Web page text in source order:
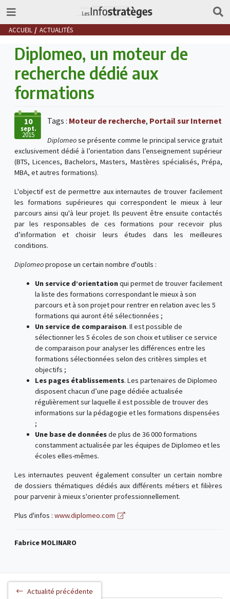
ACCUEIL ACTUALITÉS
Diplomeo, un moteur de
recherche dédié aux
formations
10
sept.
2015
Tags : Moteur de recherche, Portail sur Internet
Diplomeose présente comme le principal service gratuit
exclusivement dédié à l’orientation dans l’enseignement supérieur
(BTS, Licences, Bachelors, Masters, Mastères spécialisés, Prépa,
MBA, et autres formations).
L'objectif est de permettre aux internautes de trouver facilement
les formations supérieures qui correspondent le mieux à leur
parcours ainsi qu'à leur projet. Ils peuvent être ensuite contactés
par les responsables de ces formations pour recevoir plus
d’information et choisir leurs études dans les meilleures
conditions.
Diplomeopropose un certain nombre d'outils :
Un service d’orientationqui permet de trouver facilement
la liste des formations correspondant le mieux à son
parcours et à son projet pour rentrer en relation avec les 5
formations qui auront été sélectionnées ;
Un service de comparaison. Il est possible de
sélectionner les 5 écoles de son choix et utiliser ce service
de comparaison pour analyser les différences entre les
formations sélectionnées selon des critères simples et
objectifs ;
Les pages établissements. Les partenaires de Diplomeo
disposent chacun d’une page dédiée actualisée
régulièrement sur laquelle il est possible de trouver des
informations sur la pédagogie et les formations dispensées
;
Une base de donnéesde plus de 36 000 formations
constamment actualisée par les équipes de Diplomeo et les
écoles elles-mêmes.
Les internautes peuvent également consulter un certain nombre
de dossiers thématiques dédiés aux différents métiers et filières
pour parvenir à mieux s'orienter professionnellement.
Plus d'infos : www.diplomeo.com
Fabrice MOLINARO
Actualité précédente